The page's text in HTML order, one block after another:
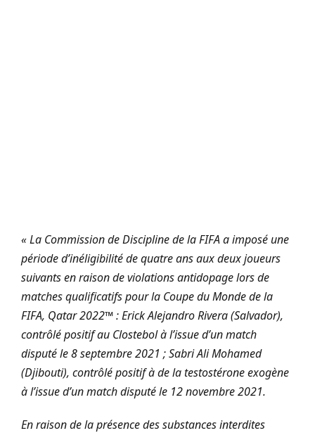
« La Commission de Discipline de la FIFA a imposé une
période d’inéligibilité de quatre ans aux deux joueurs
suivants en raison de violations antidopage lors de
matches qualificatifs pour la Coupe du Monde de la
FIFA, Qatar 2022™ : Erick Alejandro Rivera (Salvador),
contrôlé positif au Clostebol à l’issue d’un match
disputé le 8 septembre 2021 ; Sabri Ali Mohamed
(Djibouti), contrôlé positif à de la testostérone exogène
à l’issue d’un match disputé le 12 novembre 2021.
En raison de la présence des substances interdites